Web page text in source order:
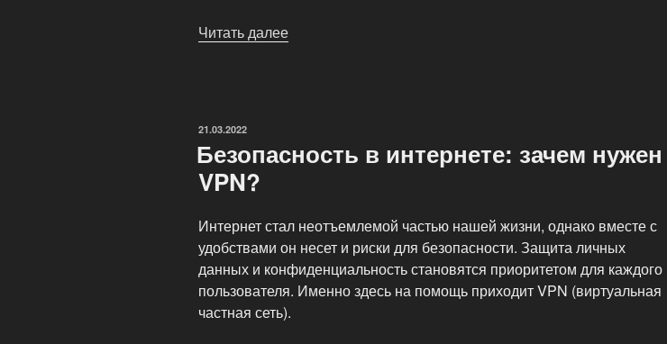
Читать далее
ОПУБЛИКОВАНО
21.03.2022
Безопасность в интернете: зачем нужен
VPN?
Интернет стал неотъемлемой частью нашей жизни, однако вместе с
удобствами он несет и риски для безопасности. Защита личных
данных и конфиденциальность становятся приоритетом для каждого
пользователя. Именно здесь на помощь приходит VPN (виртуальная
частная сеть).